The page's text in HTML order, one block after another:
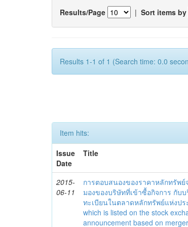
Results/Page | Sort items by
Results 1-1 of 1 (Search time: 0.0
Item hits:
Issue
Date
Title
2015-
06-11
การตอบสนองของราคาหลักทรัพ
มองของบริษัทที่เข้าซื้อกิจการ กับ
ทะเบียนในตลาดหลักทรัพย์แห่งปร
which is listed on the stock
announcement based on